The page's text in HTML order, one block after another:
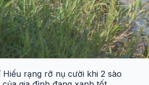
Hiếu rạng rỡ nụ cười khi 2 sào